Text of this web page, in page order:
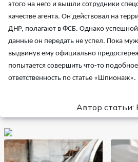
этого на него и вышли сотрудники
качестве агента. Он действовал на
ДНР, полагают в ФСБ. Однако успешной
данные он передать не успел. Пока
выдвинув ему официально
попытается совершить что-то
ответственность по статье «Шпионаж».
Автор статьи: